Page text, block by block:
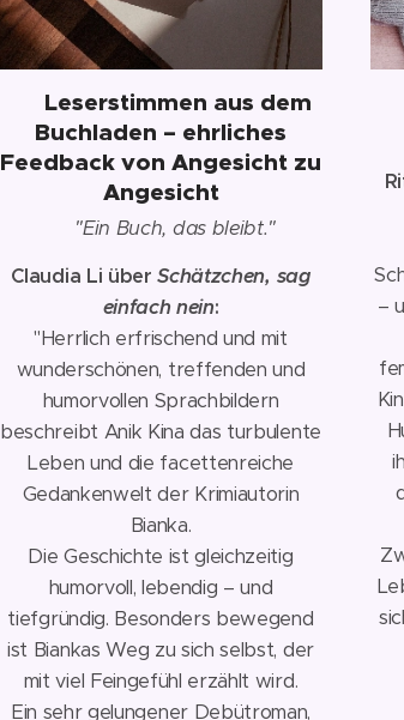
Leserstimmen aus dem
Buchladen – ehrliches
Feedback von Angesicht zu
Angesicht
"Ein Buch, das bleibt."
Claudia Li überSchätzchen, sag
einfach nein:
"Herrlich erfrischend und mit
wunderschönen, treffenden und
humorvollen Sprachbildern
beschreibt Anik Kina das turbulente
Leben und die facettenreiche
Gedankenwelt der Krimiautorin
Bianka.
Die Geschichte ist gleichzeitig
humorvoll, lebendig – und
tiefgründig. Besonders bewegend
ist Biankas Weg zu sich selbst, der
mit viel Feingefühl erzählt wird.
Ein sehr gelungener Debütroman,
–